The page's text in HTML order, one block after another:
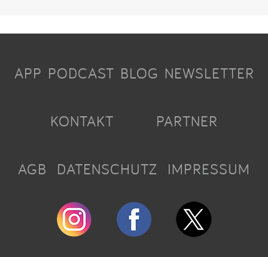
APP PODCAST BLOG NEWSLETTER
KONTAKT PARTNER
AGB DATENSCHUTZ IMPRESSUM